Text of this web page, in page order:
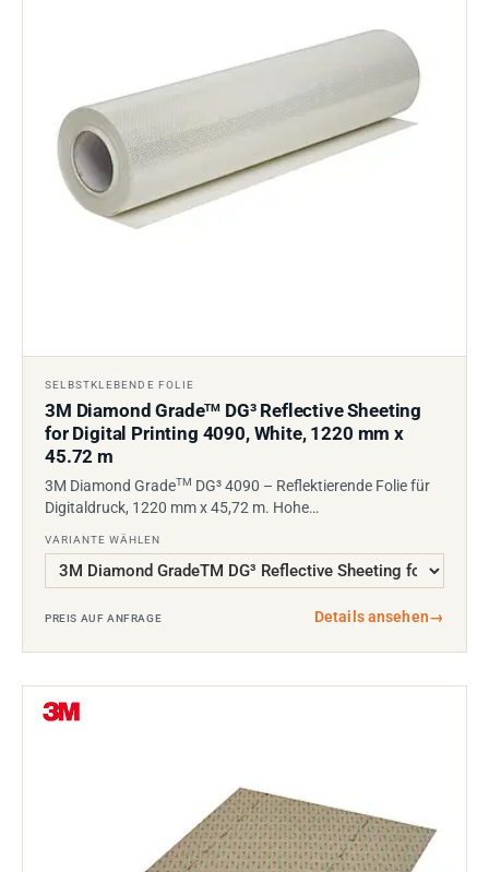
SELBSTKLEBENDE FOLIE
3M Diamond GradeTM DG³ Reflective Sheeting
for Digital Printing 4090, White, 1220 mm x
45.72 m
3M Diamond GradeTM DG³ 4090 – Reflektierende Folie für
Digitaldruck, 1220 mm x 45,72 m. Hohe…
VARIANTE WÄHLEN
PREIS AUF ANFRAGE Details ansehen→